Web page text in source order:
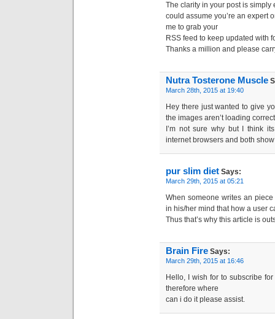
The clarity in your post is simply
could assume you’re an expert
me to grab your
RSS feed to keep updated with
Thanks a million and please
Nutra Tosterone Muscle
March 28th, 2015 at 19:40
Hey there just wanted to give
the images aren’t loading
I’m not sure why but I think
internet browsers and both
pur slim diet Says:
March 29th, 2015 at 05:21
When someone writes an
in his/her mind that how a user
Thus that’s why this article is
Brain Fire Says:
March 29th, 2015 at 16:46
Hello, I wish for to subscribe
therefore where
can i do it please assist.